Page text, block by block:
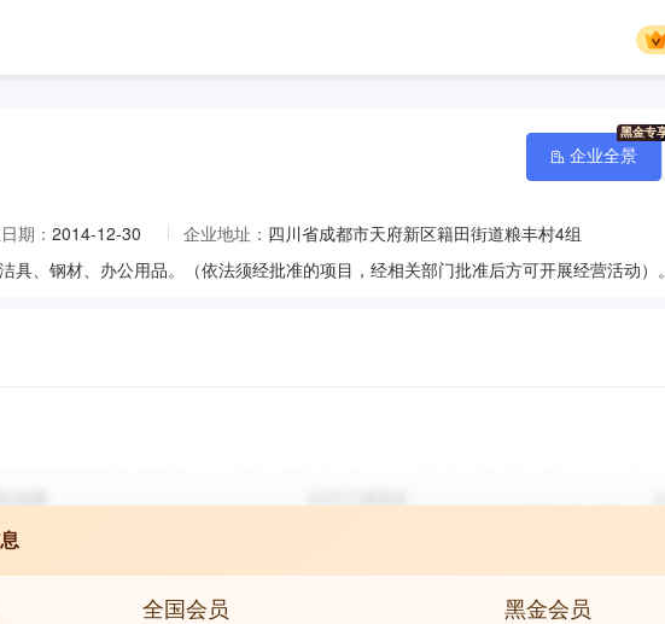
期： 2014-12-30 企业地址： 四川省成都市天府新区籍田街道粮丰村4组
具、钢材、办公用品。（依法须经批准的项目，经相关部门批准后方可开展经营活动）。
企业全景
全国会员 黑金会员